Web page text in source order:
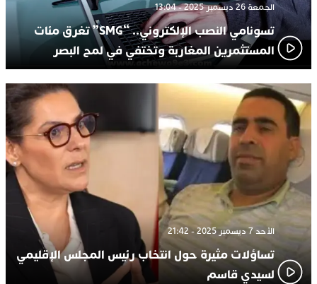
الجمعة 26 ديسمبر 2025 - 13:04
تسونامي النصب الإلكتروني.. “SMG” تغرق مئات
المستثمرين المغاربة وتختفي في لمح البصر
الأحد 7 ديسمبر 2025 - 21:42
تساؤلات مثيرة حول انتخاب رئيس المجلس الإقليمي
لسيدي قاسم